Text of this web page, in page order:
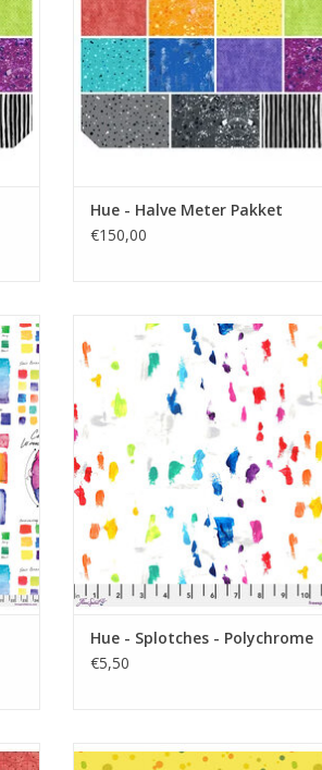
Hue - Halve Meter Pakket
€150,00
multi-color vlekkenpatroon op wit
TOEVOEGEN AAN WINKELWAGEN
Hue - Splotches - Polychrome
€5,50
geel met stippen